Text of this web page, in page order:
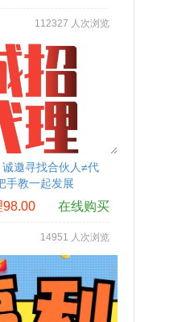
112327 人次浏览
诚邀寻找合伙人≠代
手教一起发展
98.00 在线购买
14951 人次浏览